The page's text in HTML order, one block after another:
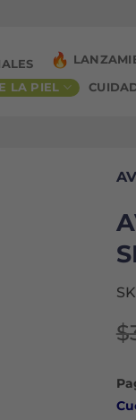
LA PIEL
$